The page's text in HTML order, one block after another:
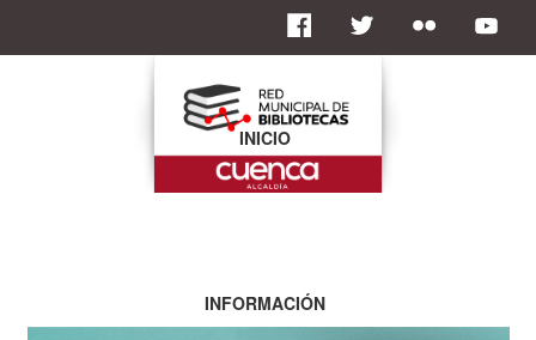
INICIO
INFORMACIÓN